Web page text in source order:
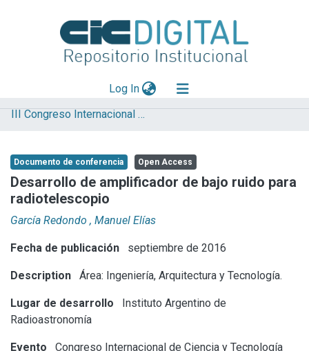
Log In(current)
Explorar
Aportar material
Statistics
III Congreso Internacional de Ciencia y Tecnología
Documento de conferencia Open Access
Desarrollo de amplificador de bajo ruido para
radiotelescopio
García Redondo , Manuel Elías
Fecha de publicación septiembre de 2016
Description Área: Ingeniería, Arquitectura y Tecnología.
Lugar de desarrollo
Instituto Argentino de
Radioastronomía
Evento Congreso Internacional de Ciencia y Tecnología